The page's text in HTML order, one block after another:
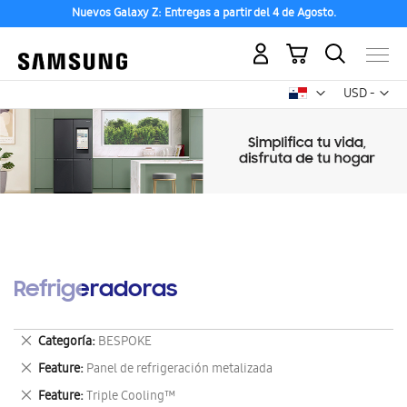
Nuevos Galaxy Z: Entregas a partir del 4 de Agosto.
USD -
dólar
Mi carrito
Refrigeradoras
Categoría BESPOKE
Eliminar
este
artículo
Feature Panel de refrigeración metalizada
Eliminar
este
Feature Triple Cooling™
Eliminar